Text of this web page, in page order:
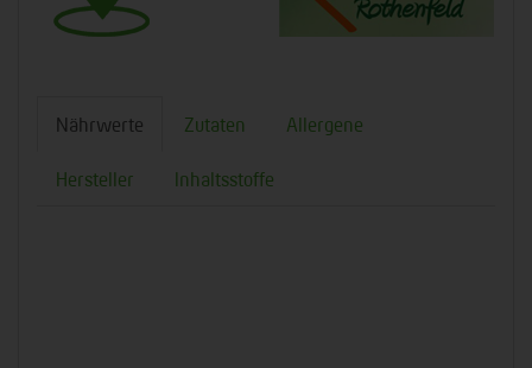
Nährwerte Zutaten Allergene
Hersteller Inhaltsstoffe